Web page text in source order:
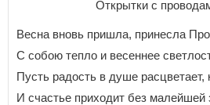
Открытки с
Весна вновь пришла, принесла
С собою тепло и весеннее
Пусть радость в душе расцветает,
И счастье приходит без малейшей